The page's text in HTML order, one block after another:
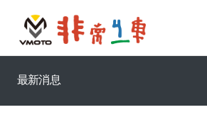
最新消息